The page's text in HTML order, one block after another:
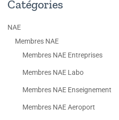
Catégories
NAE
Membres NAE
Membres NAE Entreprises
Membres NAE Labo
Membres NAE Enseignement
Membres NAE Aeroport